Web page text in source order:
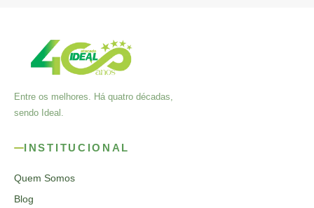
Entre os melhores. Há quatro décadas,
sendo Ideal.
INSTITUCIONAL
Quem Somos
Blog